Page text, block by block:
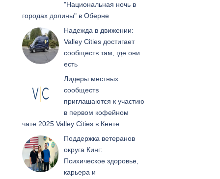
"Национальная ночь в
городах долины" в Оберне
Надежда в движении:
Valley Cities достигает
сообществ там, где они
есть
Лидеры местных
сообществ
приглашаются к участию
в первом кофейном
чате 2025 Valley Cities в Кенте
Поддержка ветеранов
округа Кинг:
Психическое здоровье,
карьера и